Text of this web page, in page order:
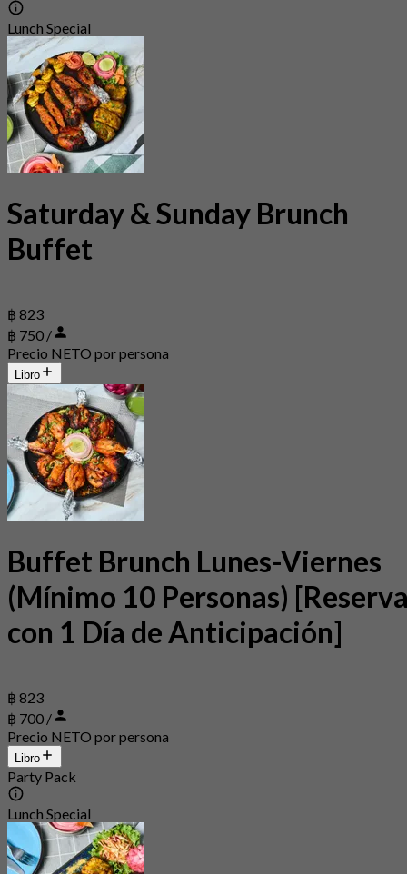
Lunch Special
Saturday & Sunday Brunch
Buffet
฿ 823
฿ 750 /
Precio NETO por persona
Libro
Buffet Brunch Lunes-Viernes
(Mínimo 10 Personas)
con 1 Día de Anticipación]
฿ 823
฿ 700 /
Precio NETO por persona
Libro
Party Pack
Lunch Special